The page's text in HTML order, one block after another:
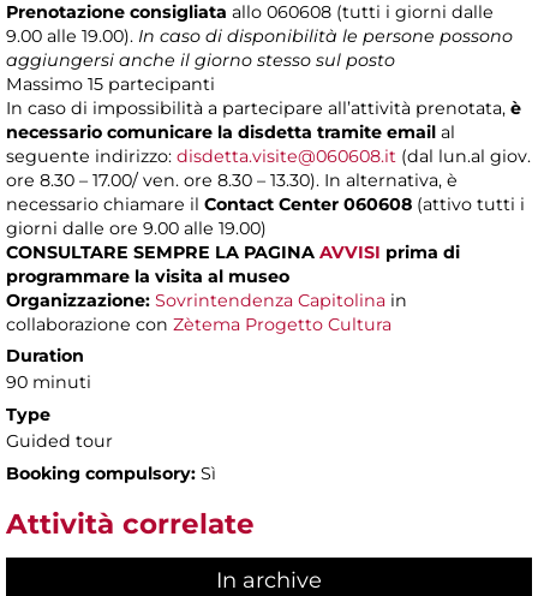
Prenotazione consigliata allo 060608 (tutti i giorni dalle
9.00 alle 19.00). In caso di disponibilità le persone possono
aggiungersi anche il giorno stesso sul posto
Massimo 15 partecipanti
In caso di impossibilità a partecipare all’attività prenotata, è
necessario comunicare la disdetta tramite email al
seguente indirizzo: disdetta.visite@060608.it (dal lun.al giov.
ore 8.30 – 17.00/ ven. ore 8.30 – 13.30). In alternativa, è
necessario chiamare il Contact Center 060608 (attivo tutti i
giorni dalle ore 9.00 alle 19.00)
CONSULTARE SEMPRE LA PAGINA AVVISI prima di
programmare la visita al museo
Organizzazione: Sovrintendenza Capitolina in
collaborazione con Zètema Progetto Cultura
Duration
90 minuti
Type
Guided tour
Booking compulsory: Sì
Attività correlate
In archive